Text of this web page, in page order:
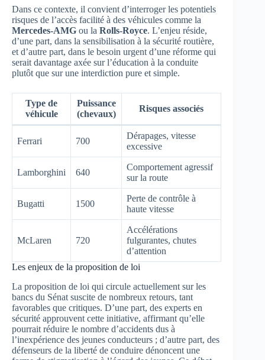
Dans ce contexte, il convient d’interroger les potentiels
risques de l’accès facilité à des véhicules comme la
Mercedes-AMG ou la Rolls-Royce. L’enjeu réside,
d’une part, dans la sensibilisation à la sécurité routière,
et d’autre part, dans le besoin urgent d’une réforme qui
serait davantage axée sur l’éducation à la conduite
plutôt que sur une interdiction pure et simple.
Type de
véhicule
Puissance
(chevaux)
Risques associés
Ferrari 700
Dérapages, vitesse
excessive
Lamborghini 640
Comportement agressif
sur la route
Bugatti 1500
Perte de contrôle à
haute vitesse
McLaren 720
Accélérations
fulgurantes, chutes
d’attention
Les enjeux de la proposition de loi
La proposition de loi qui circule actuellement sur les
bancs du Sénat suscite de nombreux retours, tant
favorables que critiques. D’une part, des experts en
sécurité approuvent cette initiative, affirmant qu’elle
pourrait réduire le nombre d’accidents dus à
l’inexpérience des jeunes conducteurs ; d’autre part, des
défenseurs de la liberté de conduire dénoncent une